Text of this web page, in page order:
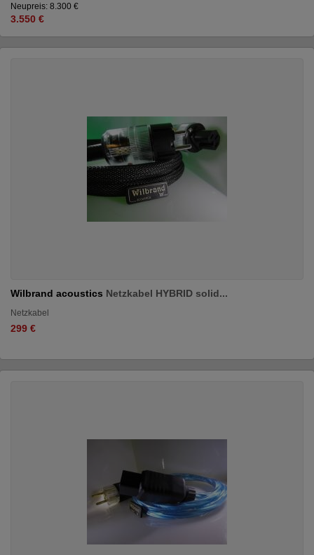
Neupreis: 8.300 €
3.550 €
Wilbrand acoustics Netzkabel HYBRID solid...
Netzkabel
299 €